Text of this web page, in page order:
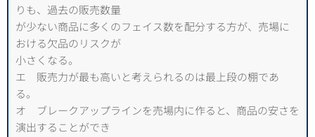
りも、過去の販売数量
が少ない商品に多くのフェイス数を配分する方が、売場に
おける欠品のリスクが
小さくなる。
エ 販売力が最も高いと考えられるのは最上段の棚であ
る。
オ ブレークアップラインを売場内に作ると、商品の安さを
演出することができ